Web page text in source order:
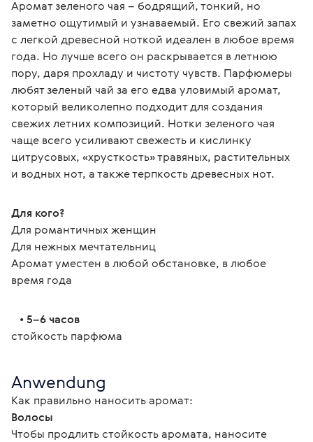
Аромат зеленого чая – бодрящий, тонкий, но
заметно ощутимый и узнаваемый. Его свежий запах
с легкой древесной ноткой идеален в любое время
года. Но лучше всего он раскрывается в летнюю
пору, даря прохладу и чистоту чувств. Парфюмеры
любят зеленый чай за его едва уловимый аромат,
который великолепно подходит для создания
свежих летних композиций. Нотки зеленого чая
чаще всего усиливают свежесть и кислинку
цитрусовых, «хрусткость» травяных, растительных
и водных нот, а также терпкость древесных нот.
Для кого?
Для романтичных женщин
Для нежных мечтательниц
Аромат уместен в любой обстановке, в любое
время года
• 5–6 часов
стойкость парфюма
Anwendung
Как правильно наносить аромат:
Волосы
Чтобы продлить стойкость аромата, наносите